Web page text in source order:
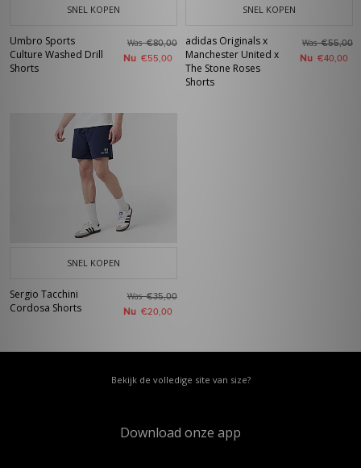
SNEL KOPEN
Umbro Sports
Culture Washed Drill
Shorts
Was€80,00
Nu €55,00
SNEL KOPEN
adidas Originals x
Manchester United x
The Stone Roses
Shorts
Was€55,00
Nu €40,00
SNEL KOPEN
Sergio Tacchini
Cordosa Shorts
Was€35,00
Nu €20,00
Bekijk de volledige site van size?
Download onze app